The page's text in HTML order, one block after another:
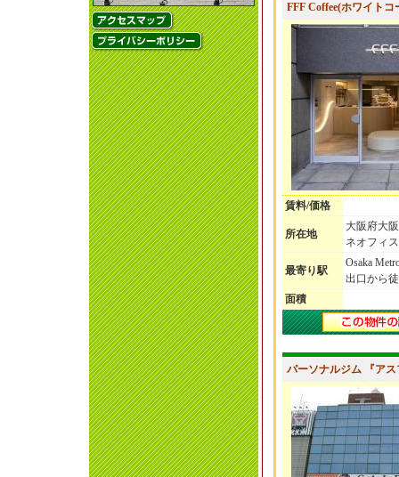
FFF Coffee(ホワイトコ
賃料/価格
所在地
大阪府大
ネオフィ
最寄り駅
Osaka
出口から
面積
パーソナルジム 『ア